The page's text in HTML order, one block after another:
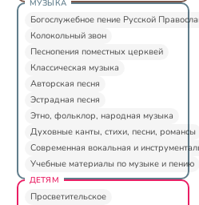
МУЗЫКА
Богослужебное пение Русской
Колокольный звон
Песнопения поместных церквей
Классическая музыка
Авторская песня
Эстрадная песня
Этно, фольклор, народная музыка
Духовные канты, стихи, песни, романсы
Современная вокальная и
Учебные материалы по музыке и пению
ДЕТЯМ
Просветительское